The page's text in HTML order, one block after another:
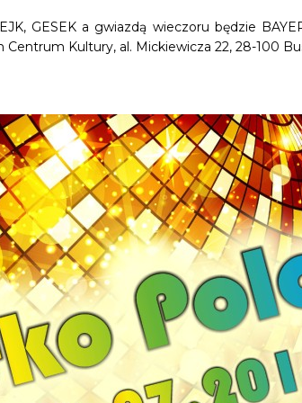
GESEK a gwiazdą wieczoru będzie
Kultury, al. Mickiewicza 22, 28-100